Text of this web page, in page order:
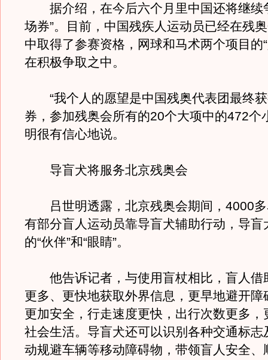
据介绍，在今后六个月里中国还将继续
场券”。目前，中国残疾人运动员已经在残
中取得了参赛资格，网球和马术两个项目的
在积极争取之中。
“我个人的愿望是中国残奥代表团最终
券，参加残奥会所有的20个大项中的472
明很有信心地说。
导盲犬将服务北京残奥会
吕世明透露，北京残奥会期间，4000多
有部分盲人运动员靠导盲犬辅助行动，导盲
的“伙伴”和“眼睛”。
他告诉记者，与使用盲杖相比，盲人借
更多、更快地获取外界信息，更早地避开障
更加安全，行走速度更快，出行次数更多，
社会生活。导盲犬还可以识别各种交通标志
动规避车辆等移动障碍物，带领盲人安全、